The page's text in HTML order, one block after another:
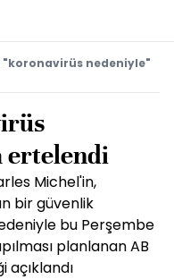
"koronavirüs nedeniyle"
ertelendi
Michel'in,
bir güvenlik
bu Perşembe
planlanan AB